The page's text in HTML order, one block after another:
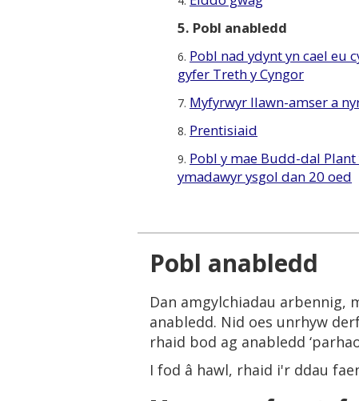
5. Pobl anabledd
6. Pobl nad ydynt yn cael eu
gyfer Treth y Cyngor
7. Myfyrwyr llawn-amser a
8. Prentisiaid
9. Pobl y mae Budd-dal
ymadawyr ysgol dan 20 oed
Pobl anabledd
Dan amgylchiadau arbennig,
anabledd. Nid oes unrhyw
rhaid bod ag anabledd
I fod â hawl, rhaid i'r ddau